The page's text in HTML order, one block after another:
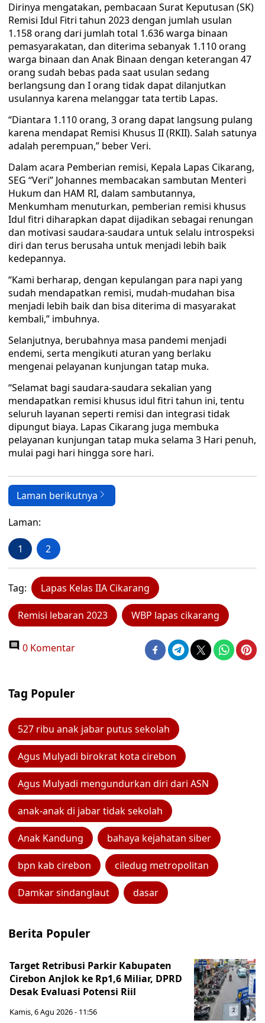
Dirinya mengatakan, pembacaan Surat Keputusan (SK)
Remisi Idul Fitri tahun 2023 dengan jumlah usulan
1.158 orang dari jumlah total 1.636 warga binaan
pemasyarakatan, dan diterima sebanyak 1.110 orang
warga binaan dan Anak Binaan dengan keterangan 47
orang sudah bebas pada saat usulan sedang
berlangsung dan I orang tidak dapat dilanjutkan
usulannya karena melanggar tata tertib Lapas.
“Diantara 1.110 orang, 3 orang dapat langsung pulang
karena mendapat Remisi Khusus II (RKII). Salah satunya
adalah perempuan,” beber Veri.
Dalam acara Pemberian remisi, Kepala Lapas Cikarang,
SEG “Veri” Johannes membacakan sambutan Menteri
Hukum dan HAM RI, dalam sambutannya,
Menkumham menuturkan, pemberian remisi khusus
Idul fitri diharapkan dapat dijadikan sebagai renungan
dan motivasi saudara-saudara untuk selalu introspeksi
diri dan terus berusaha untuk menjadi lebih baik
kedepannya.
“Kami berharap, dengan kepulangan para napi yang
sudah mendapatkan remisi, mudah-mudahan bisa
menjadi lebih baik dan bisa diterima di masyarakat
kembali,” imbuhnya.
Selanjutnya, berubahnya masa pandemi menjadi
endemi, serta mengikuti aturan yang berlaku
mengenai pelayanan kunjungan tatap muka.
“Selamat bagi saudara-saudara sekalian yang
mendapatkan remisi khusus idul fitri tahun ini, tentu
seluruh layanan seperti remisi dan integrasi tidak
dipungut biaya. Lapas Cikarang juga membuka
pelayanan kunjungan tatap muka selama 3 Hari penuh,
mulai pagi hari hingga sore hari.
Laman berikutnya
Laman:
1 2
Tag: Lapas Kelas IIA Cikarang
Remisi lebaran 2023 WBP lapas cikarang
0 Komentar
Tag Populer
527 ribu anak jabar putus sekolah
Agus Mulyadi birokrat kota cirebon
Agus Mulyadi mengundurkan diri dari ASN
anak-anak di jabar tidak sekolah
Anak Kandung bahaya kejahatan siber
bpn kab cirebon ciledug metropolitan
Damkar sindanglaut dasar
Berita Populer
Target Retribusi Parkir Kabupaten
Cirebon Anjlok ke Rp1,6 Miliar, DPRD
Desak Evaluasi Potensi Riil
Kamis, 6 Agu 2026 - 11:56